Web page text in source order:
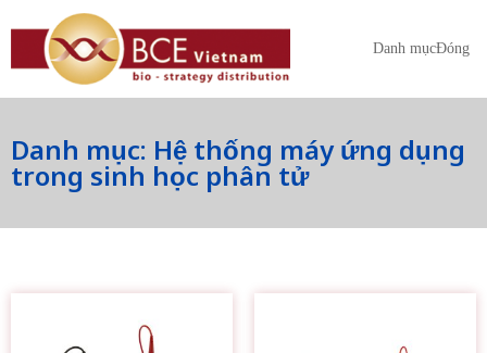
Danh mụcĐóng
Danh mục: Hệ thống máy ứng dụng
trong sinh học phân tử